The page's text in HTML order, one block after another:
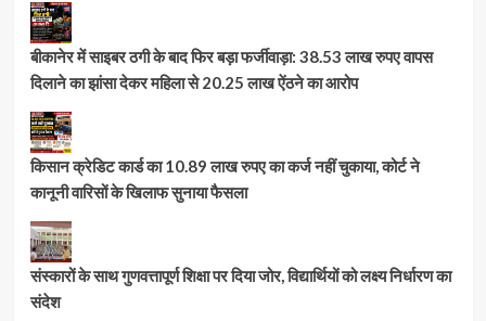
बीकानेर में साइबर ठगी के बाद फिर बड़ा फर्जीवाड़ा: 38.53 लाख रुपए वापस
दिलाने का झांसा देकर महिला से 20.25 लाख ऐंठने का आरोप
किसान क्रेडिट कार्ड का 10.89 लाख रुपए का कर्ज नहीं चुकाया, कोर्ट ने
कानूनी वारिसों के खिलाफ सुनाया फैसला
संस्कारों के साथ गुणवत्तापूर्ण शिक्षा पर दिया जोर, विद्यार्थियों को लक्ष्य निर्धारण का
संदेश